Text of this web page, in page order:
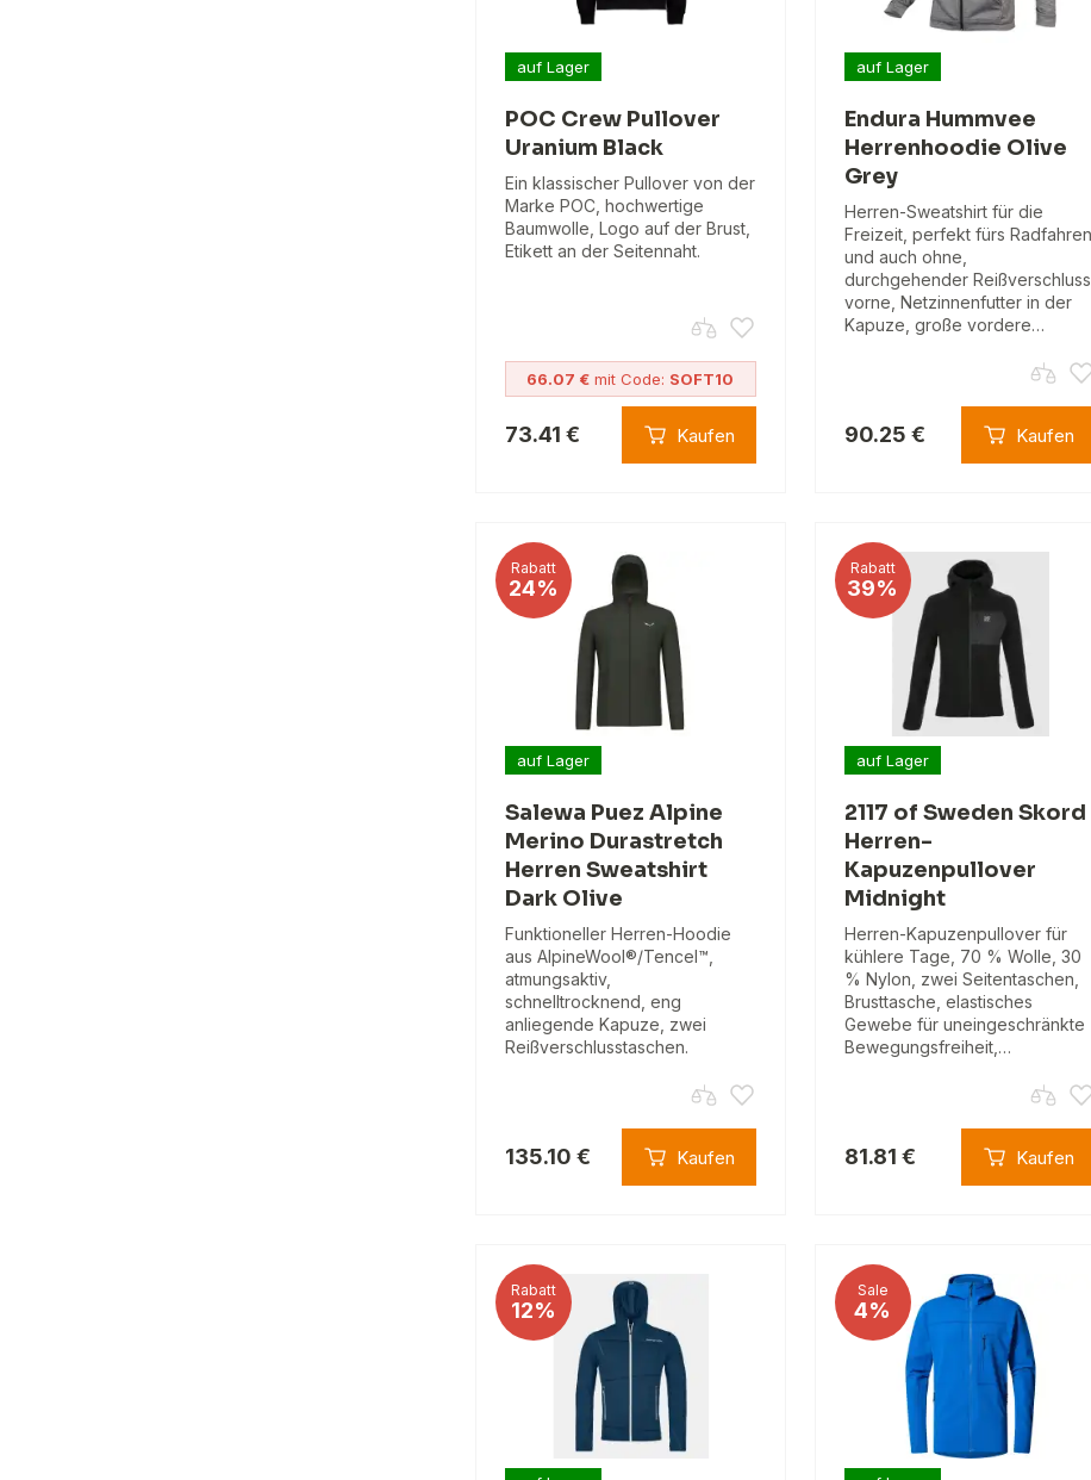
auf Lager
POC Crew Pullover
Uranium Black
Ein klassischer Pullover von der
Marke POC, hochwertige
Baumwolle, Logo auf der Brust,
Etikett an der Seitennaht.
66.07 € mit Code: SOFT10
73.41 € Kaufen
auf Lager
Endura Hummvee
Herrenhoodie Olive
Grey
Herren-Sweatshirt für die
Freizeit, perfekt fürs Radfahren
und auch ohne,
durchgehender Reißverschluss
vorne, Netzinnenfutter in der
Kapuze, große vordere…
90.25 € Kaufen
Rabatt
24%
auf Lager
Salewa Puez Alpine
Merino Durastretch
Herren Sweatshirt
Dark Olive
Funktioneller Herren-Hoodie
aus AlpineWool®/Tencel™,
atmungsaktiv,
schnelltrocknend, eng
anliegende Kapuze, zwei
Reißverschlusstaschen.
135.10 € Kaufen
Rabatt
39%
auf Lager
2117 of Sweden Skord
Herren-
Kapuzenpullover
Midnight
Herren-Kapuzenpullover für
kühlere Tage, 70 % Wolle, 30
% Nylon, zwei Seitentaschen,
Brusttasche, elastisches
Gewebe für uneingeschränkte
Bewegungsfreiheit,…
81.81 € Kaufen
Rabatt
12%
Sale
4%